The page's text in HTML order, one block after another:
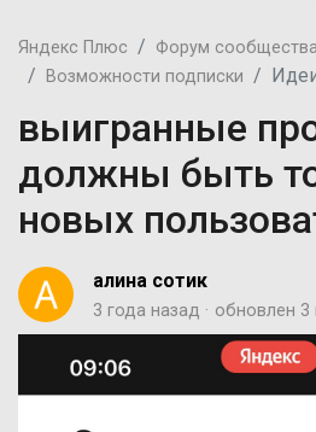
Яндекс Плюс
Форум сообщества
Возможности подписки
выигранные
должны быть
новых
алина сотик
3 года назад обновлен 3